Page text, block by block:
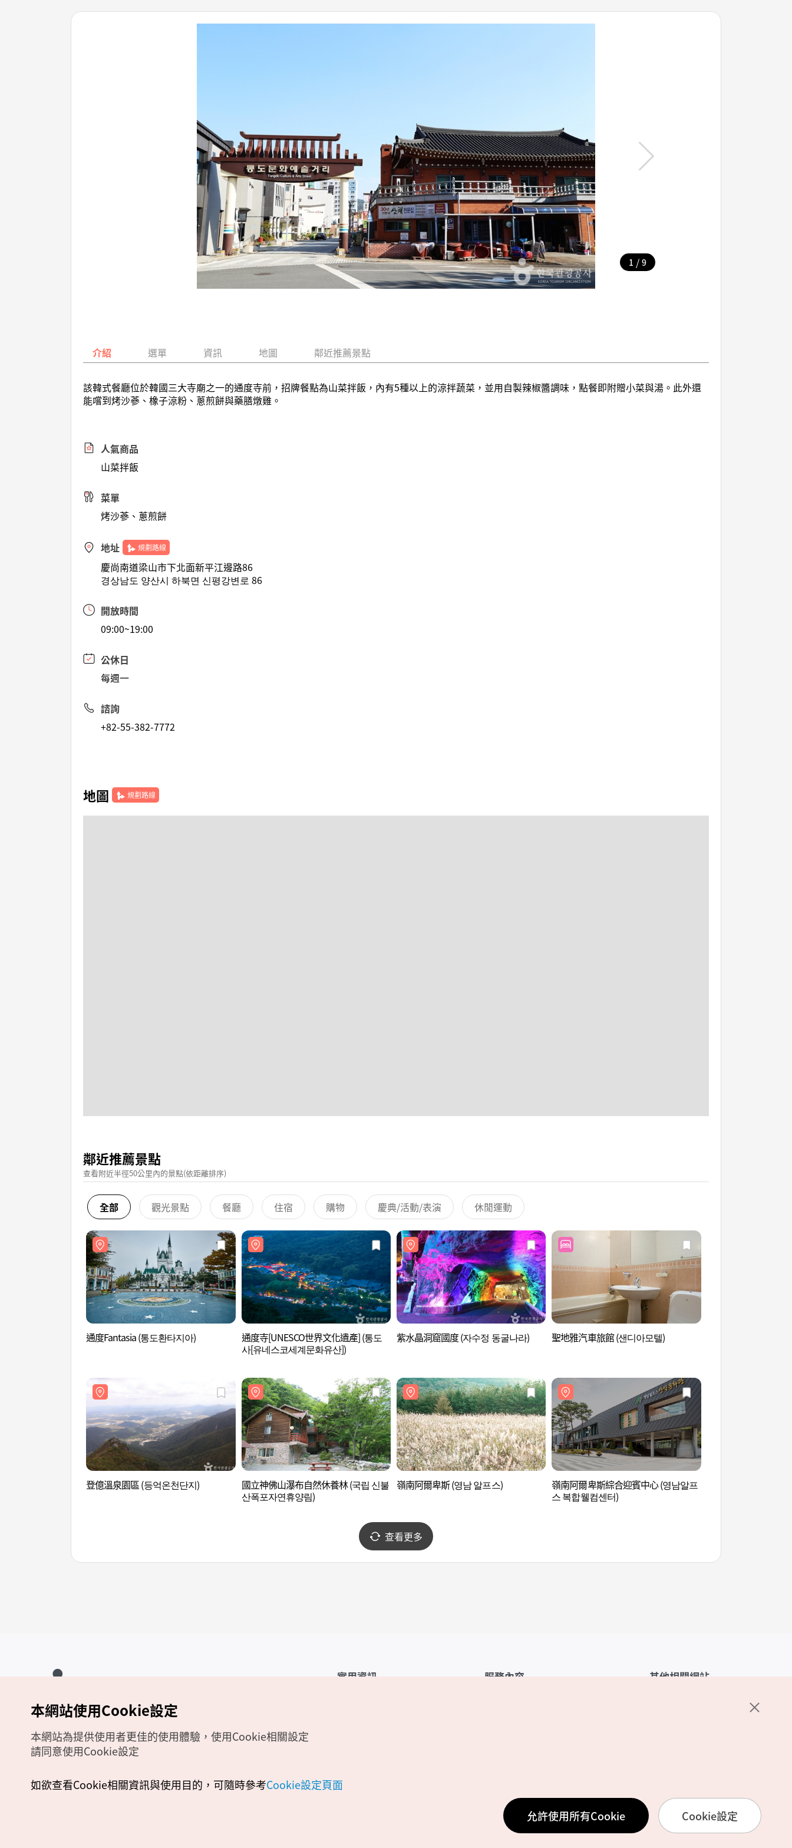
1 / 9
介紹 選單 資訊 地圖 鄰近推薦景點
該韓式餐廳位於韓國三大寺廟之一的通度寺前，招牌餐點為山菜拌飯，內有5種以上的涼拌蔬菜，並用自製辣椒醬調味，點餐即附贈小菜與湯。此外還
能嚐到烤沙蔘、橡子涼粉、蔥煎餅與藥膳燉雞。
人氣商品
山菜拌飯
菜單
烤沙蔘、蔥煎餅
地址 規劃路線
慶尚南道梁山市下北面新平江邊路86
경상남도 양산시 하북면 신평강변로 86
開放時間
09:00~19:00
公休日
每週一
諮詢
+82-55-382-7772
地圖 規劃路線
鄰近推薦景點
查看附近半徑50公里內的景點(依距離排序)
全部 觀光景點 餐廳 住宿 購物 慶典/活動/表演 休閒運動
通度Fantasia (통도환타지아)
通度寺[UNESCO世界文化遺產] (통도
사[유네스코세계문화유산])
紫水晶洞窟國度 (자수정 동굴나라) 聖地雅汽車旅館 (샌디아모텔)
登億溫泉園區 (등억온천단지)
國立神佛山瀑布自然休養林 (국립 신불
산폭포자연휴양림)
嶺南阿爾卑斯 (영남 알프스)
嶺南阿爾卑斯綜合迎賓中心 (영남알프
스 복합웰컴센터)
查看更多
實用資訊 服務內容
位置資訊服務使用條款
個人位置資訊處理方針
其他相關網站
Copyrights (c) 韓國觀光公社版權所有
如有相關疑問或建議，歡迎來信至官方信箱
本網站使用Cookie設定
本網站為提供使用者更佳的使用體驗，使用Cookie相關設定
請同意使用Cookie設定
如欲查看Cookie相關資訊與使用目的，可隨時參考Cookie設定頁面
允許使用所有Cookie Cookie設定